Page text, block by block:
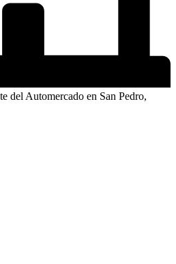
del Automercado en San Pedro,